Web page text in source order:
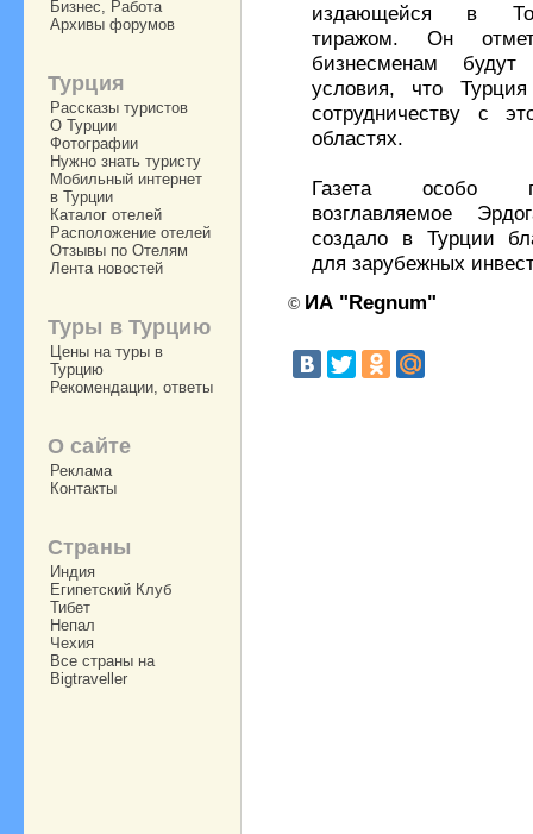
издающейся в
тиражом. Он
бизнесменам будут
условия, что
сотрудничеству с
областях.
Газета особо
возглавляемое
создало в Турции
для зарубежных
© ИА "Regnum"
Бизнес, Работа
Архивы форумов
Турция
Рассказы туристов
О Турции
Фотографии
Нужно знать туристу
Мобильный интернет
в Турции
Каталог отелей
Расположение отелей
Отзывы по Отелям
Лента новостей
Туры в Турцию
Цены на туры в
Турцию
Рекомендации, ответы
О сайте
Реклама
Контакты
Страны
Индия
Египетский Клуб
Тибет
Непал
Чехия
Все страны на
Bigtraveller